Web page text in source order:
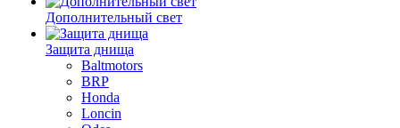
Дополнительный свет
Защита днища
Baltmotors
BRP
Honda
Loncin